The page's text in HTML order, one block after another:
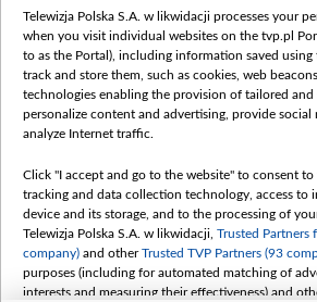
Бяспека
Youtube
Белсат news
Белсат Shorts
Жэстачайшы мульт
Belsat English
Biełsat PL
Белсат Now
Белсат History
Telewizja Polska S.A. w likwidacji processes your
when you visit individual websites on the tvp.pl
to as the Portal), including information saved
track and store them, such as cookies, web
technologies enabling the provision of tailored and
personalize content and advertising, provide social
analyze Internet traffic.
Click "I accept and go to the website" to consent
tracking and data collection technology, access to
device and its storage, and to the processing of
Telewizja Polska S.A. w likwidacji, Trusted Partners
company) and otherTrusted TVP Partners (93
purposes (including for automated matching of
interests and measuring their effectiveness) and